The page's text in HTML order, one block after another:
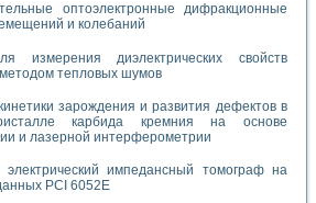
оптоэлектронные дифракционные
и колебаний
измерения диэлектрических свойств
методом тепловых шумов
зарождения и развития дефектов в
карбида кремния на основе
и лазерной интерферометрии
импедансный томограф на
PCI 6052E